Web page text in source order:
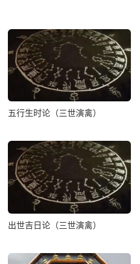
星宿天库星君
浮容天中
华盖宫
张宿天秤星君
孝芒天中
翼宿天都星君
极风天中
太赫宫
轸宿天阶星君
皇崖天中
五行生时论（三世演禽）
出世吉日论（三世演禽）